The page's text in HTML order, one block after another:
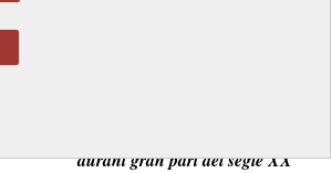
durant gran part del segle XX